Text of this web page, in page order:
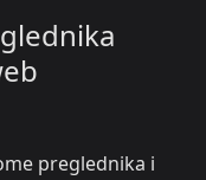
preglednika i